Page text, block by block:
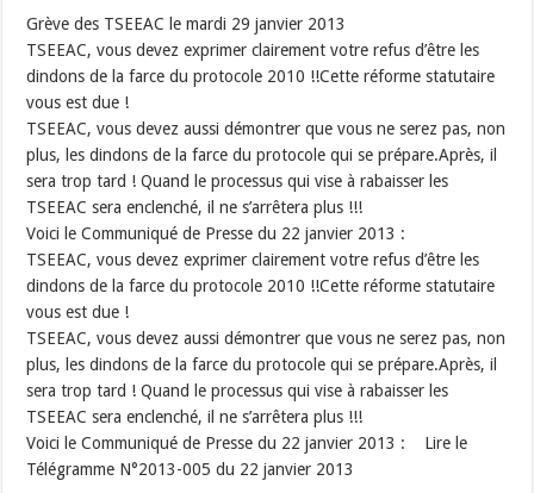
Grève des TSEEAC le mardi 29 janvier 2013
TSEEAC, vous devez exprimer clairement votre refus d’être les
dindons de la farce du protocole 2010 !!Cette réforme statutaire
vous est due !
TSEEAC, vous devez aussi démontrer que vous ne serez pas, non
plus, les dindons de la farce du protocole qui se prépare.Après, il
sera trop tard ! Quand le processus qui vise à rabaisser les
TSEEAC sera enclenché, il ne s’arrêtera plus !!!
Voici le Communiqué de Presse du 22 janvier 2013 :
TSEEAC, vous devez exprimer clairement votre refus d’être les
dindons de la farce du protocole 2010 !!Cette réforme statutaire
vous est due !
TSEEAC, vous devez aussi démontrer que vous ne serez pas, non
plus, les dindons de la farce du protocole qui se prépare.Après, il
sera trop tard ! Quand le processus qui vise à rabaisser les
TSEEAC sera enclenché, il ne s’arrêtera plus !!!
Voici le Communiqué de Presse du 22 janvier 2013 : Lire le
Télégramme N°2013-005 du 22 janvier 2013